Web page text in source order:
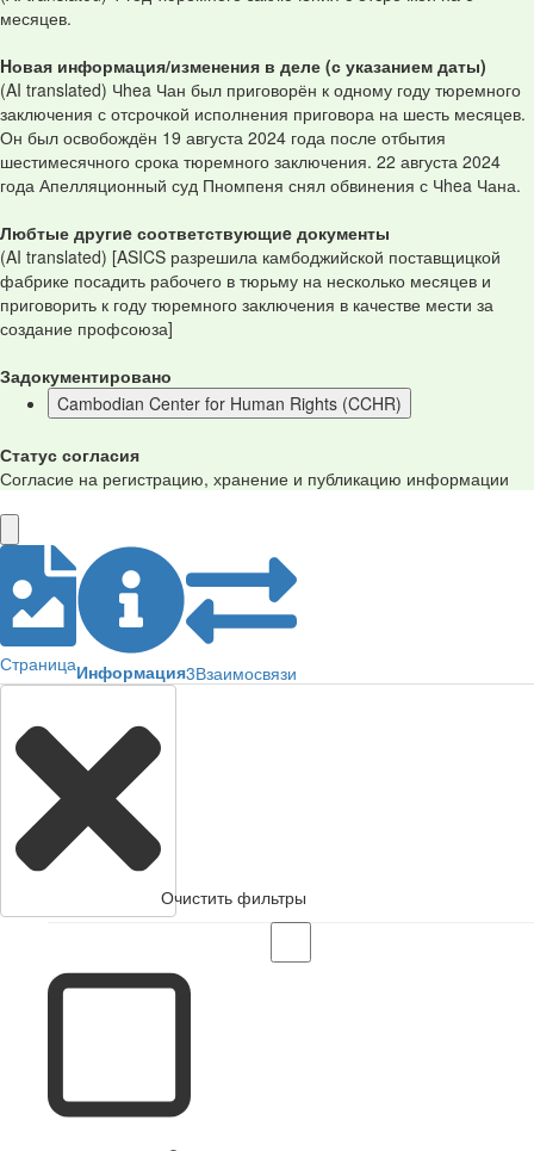
месяцев.
Hовая информация/изменения в деле (с указанием даты)
(AI translated) Чhea Чан был приговорён к одному году тюремного
заключения с отсрочкой исполнения приговора на шесть месяцев.
Он был освобождён 19 августа 2024 года после отбытия
шестимесячного срока тюремного заключения. 22 августа 2024
года Апелляционный суд Пномпеня снял обвинения с Чhea Чана.
Любтые другиe соответствующиe документы
(AI translated) [ASICS разрешила камбоджийской поставщицкой
фабрике посадить рабочего в тюрьму на несколько месяцев и
приговорить к году тюремного заключения в качестве мести за
создание профсоюза]
Задокументировано
Cambodian Center for Human Rights (CCHR)
Статус согласия
Согласие на регистрацию, хранение и публикацию информации
СтраницаИнформация3Взаимосвязи
Очистить фильтры